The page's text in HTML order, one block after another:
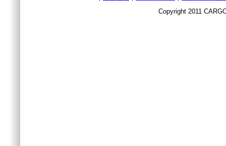
Copyright 2011